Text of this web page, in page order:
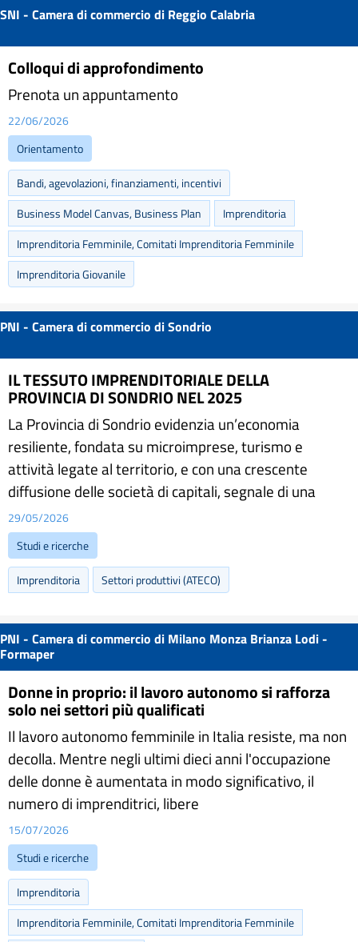
SNI - Camera di commercio di Reggio Calabria
Colloqui di approfondimento
Prenota un appuntamento
22/06/2026
Orientamento
Bandi, agevolazioni, finanziamenti, incentivi
Business Model Canvas, Business Plan
Imprenditoria
Imprenditoria Femminile, Comitati Imprenditoria Femminile
Imprenditoria Giovanile
PNI - Camera di commercio di Sondrio
IL TESSUTO IMPRENDITORIALE DELLA
PROVINCIA DI SONDRIO NEL 2025
La Provincia di Sondrio evidenzia un’economia
resiliente, fondata su microimprese, turismo e
attività legate al territorio, e con una crescente
diffusione delle società di capitali, segnale di una
29/05/2026
Studi e ricerche
Imprenditoria Settori produttivi (ATECO)
PNI - Camera di commercio di Milano Monza Brianza Lodi -
Formaper
Donne in proprio: il lavoro autonomo si rafforza
solo nei settori più qualificati
Il lavoro autonomo femminile in Italia resiste, ma non
decolla. Mentre negli ultimi dieci anni l'occupazione
delle donne è aumentata in modo significativo, il
numero di imprenditrici, libere
15/07/2026
Studi e ricerche
Imprenditoria
Imprenditoria Femminile, Comitati Imprenditoria Femminile